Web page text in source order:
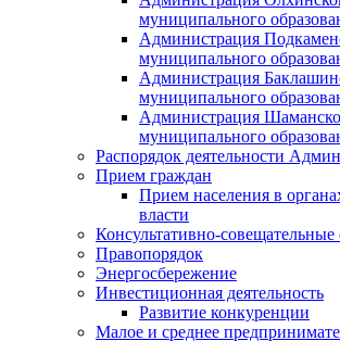
муниципального
Администрация
муниципального
Администрация
муниципального
Администрация
муниципального
Распорядок деятельности
Прием граждан
Прием населения в
власти
Консультативно-
Правопорядок
Энергосбережение
Инвестиционная деятельность
Развитие конкуренции
Малое и среднее